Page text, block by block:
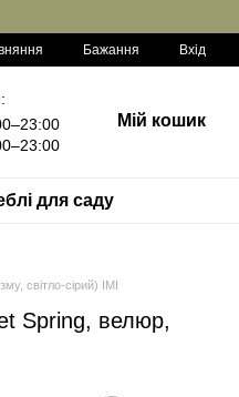
Бажання Вхід
Мій кошик
для саду
світло-сірий) IMI
Spring, велюр,